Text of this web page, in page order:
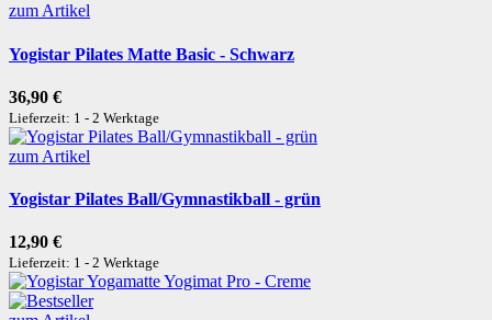
zum Artikel
Yogistar Pilates Matte Basic - Schwarz
36,90 €
Lieferzeit: 1 - 2 Werktage
zum Artikel
Yogistar Pilates Ball/Gymnastikball - grün
12,90 €
Lieferzeit: 1 - 2 Werktage